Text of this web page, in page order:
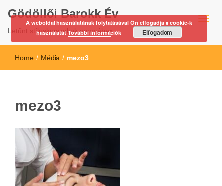
Gödöllői Barokk Év
Letűnt stíluskorszakok nyomában…
Home / Média / mezo3
mezo3
A weboldal használatának folytatásával Ön elfogadja a cookie-k
használatátTovábbi információk Elfogadom